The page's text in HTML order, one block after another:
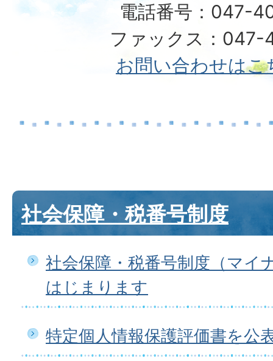
電話番号：047-
ファックス：047-
お問い合わせはこ
社会保障・税番号制度
社会保障・税番号制度（マイ
はじまります
特定個人情報保護評価書を公